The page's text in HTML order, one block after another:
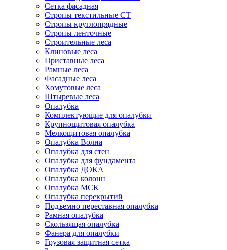
Сетка фасадная
Стропы текстильные СТ
Cтропы круглопрядные
Cтропы ленточные
Строительные леса
Клиновые леса
Приставные леса
Рамные леса
Фасадные леса
Хомутовые леса
Штыревые леса
Опалубка
Комплектующие для опалубки
Крупнощитовая опалубка
Мелкощитовая опалубка
Опалубка Волна
Опалубка для стен
Опалубка для фундамента
Опалубка ДОКА
Опалубка колонн
Опалубка МСК
Опалубка перекрытий
Подъемно переставная опалубка
Рамная опалубка
Скользящая опалубка
Фанера для опалубки
Грузовая защитная сетка